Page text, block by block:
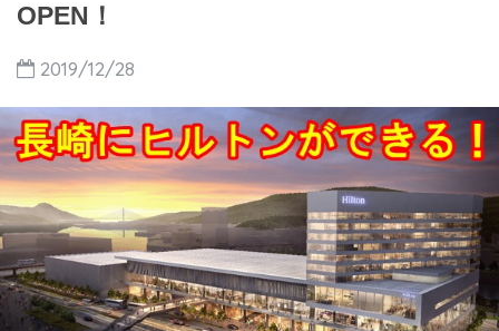
OPEN！
2019/12/28